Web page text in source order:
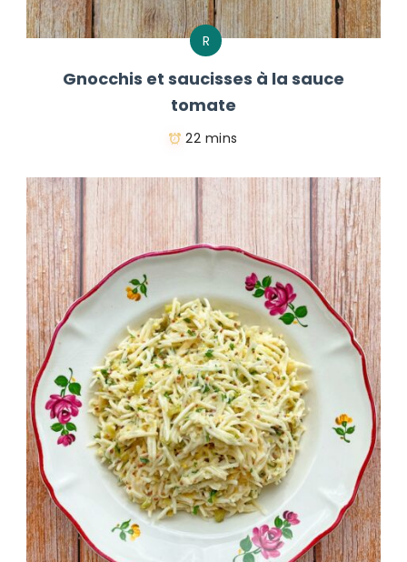
R
Gnocchis et saucisses à la sauce
tomate
22 mins